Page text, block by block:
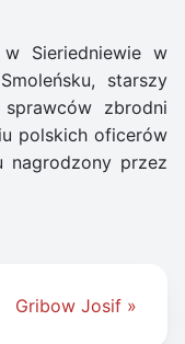
Sieriedniewie w
starszy
zbrodni
polskich oficerów
nagrodzony przez
Gribow Josif »